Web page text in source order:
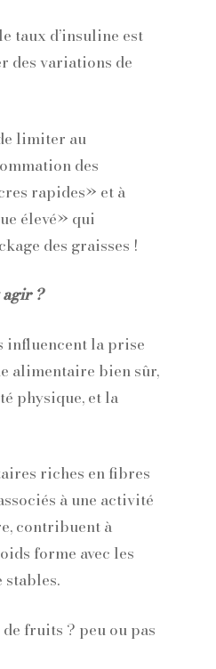
taux d’insuline est
des variations de
limiter au
des
rapides» et à
élevé» qui
des graisses !
?
influencent la prise
alimentaire bien sûr,
physique, et la
riches en fibres
à une activité
contribuent à
forme avec les
stables.
fruits ? peu ou pas